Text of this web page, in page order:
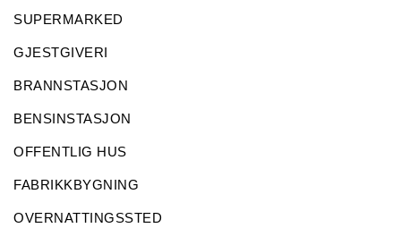
SUPERMARKED
GJESTGIVERI
BRANNSTASJON
BENSINSTASJON
OFFENTLIG HUS
FABRIKKBYGNING
OVERNATTINGSSTED